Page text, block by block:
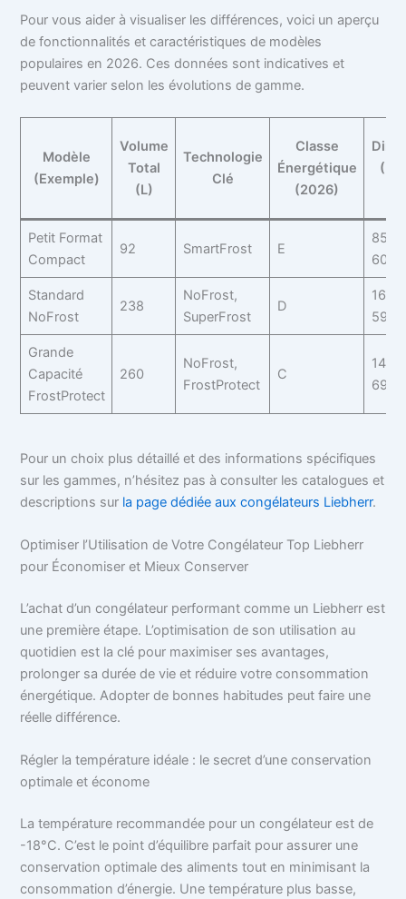
Pour vous aider à visualiser les différences, voici un aperçu
de fonctionnalités et caractéristiques de modèles
populaires en 2026. Ces données sont indicatives et
peuvent varier selon les évolutions de gamme.
Modèle
(Exemple)
Volume
Total
(L)
Technologie
Clé
Classe
Énergétique
(2026)
(H
Petit Format
Compact
92 SmartFrost E
85 x
60,7
Standard
NoFrost
238
NoFrost,
SuperFrost
D
59,7
Grande
Capacité
FrostProtect
260
NoFrost,
FrostProtect
C
69,7
Pour un choix plus détaillé et des informations spécifiques
sur les gammes, n’hésitez pas à consulter les catalogues et
descriptions sur la page dédiée aux congélateurs Liebherr.
Optimiser l’Utilisation de Votre Congélateur Top Liebherr
pour Économiser et Mieux Conserver
L’achat d’un congélateur performant comme un Liebherr est
une première étape. L’optimisation de son utilisation au
quotidien est la clé pour maximiser ses avantages,
prolonger sa durée de vie et réduire votre consommation
énergétique. Adopter de bonnes habitudes peut faire une
réelle différence.
Régler la température idéale : le secret d’une conservation
optimale et économe
La température recommandée pour un congélateur est de
-18°C. C’est le point d’équilibre parfait pour assurer une
conservation optimale des aliments tout en minimisant la
consommation d’énergie. Une température plus basse,